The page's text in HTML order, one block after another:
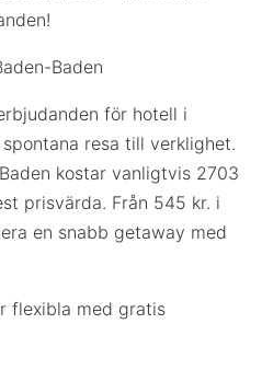
Baden
för hotell i
resa till verklighet.
kostar vanligtvis 2703
prisvärda. Från 545 kr. i
en snabb getaway med
flexibla med gratis